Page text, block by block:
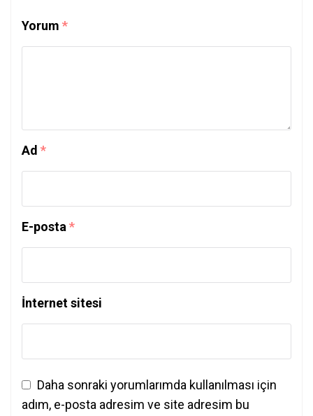
Yorum *
Ad *
E-posta *
İnternet sitesi
Daha sonraki yorumlarımda kullanılması için
adım, e-posta adresim ve site adresim bu